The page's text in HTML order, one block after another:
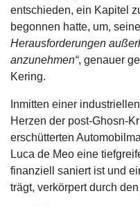
entschieden, ein Kapitel
begonnen hatte, um,
Herausforderungen
anzunehmen“, genauer
Kering.
Inmitten einer
Herzen der post-Ghosn-
erschütterten
Luca de Meo eine
finanziell saniert ist und
trägt, verkörpert durch